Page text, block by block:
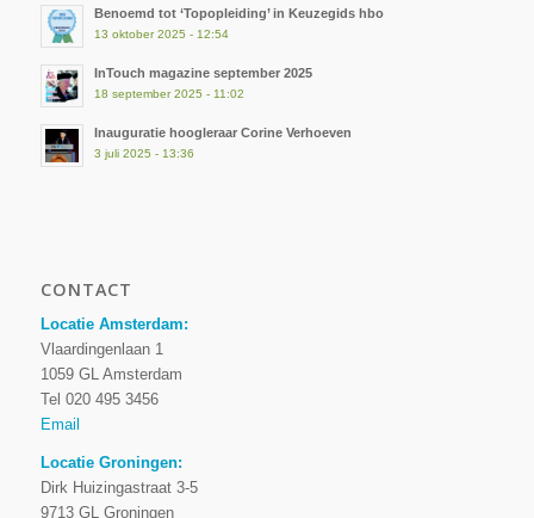
Benoemd tot ‘Topopleiding’ in Keuzegids hbo
13 oktober 2025 - 12:54
InTouch magazine september 2025
18 september 2025 - 11:02
Inauguratie hoogleraar Corine Verhoeven
3 juli 2025 - 13:36
CONTACT
Locatie Amsterdam:
Vlaardingenlaan 1
1059 GL Amsterdam
Tel 020 495 3456
Email
Locatie Groningen:
Dirk Huizingastraat 3-5
9713 GL Groningen